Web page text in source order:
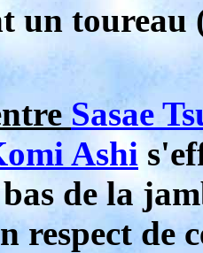
un toureau
Sasae
Ashi
de la
respect de